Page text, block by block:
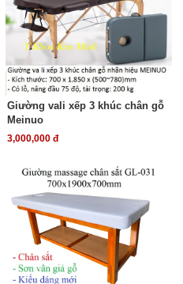
Giường vali xếp 3 khúc chân gỗ
Meinuo
3,000,000 đ